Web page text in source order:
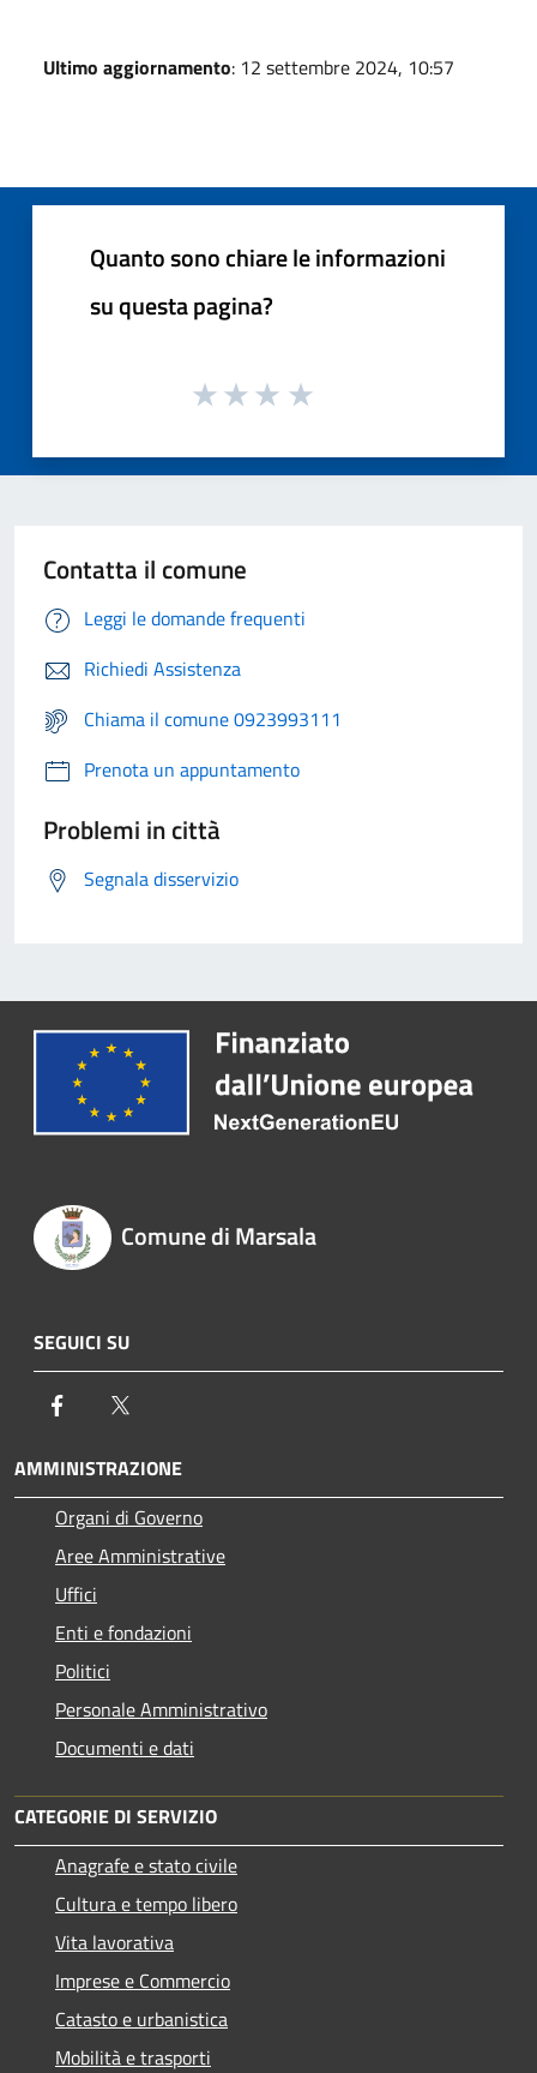
Ultimo aggiornamento: 12 settembre 2024, 10:57
Quanto sono chiare le informazioni
su questa pagina?
Contatta il comune
Leggi le domande frequenti
Richiedi Assistenza
Chiama il comune 0923993111
Prenota un appuntamento
Problemi in città
Segnala disservizio
Comune di Marsala
SEGUICI SU
Facebook
AMMINISTRAZIONE
Organi di Governo
Aree Amministrative
Uffici
Enti e fondazioni
Politici
Personale Amministrativo
Documenti e dati
CATEGORIE DI SERVIZIO
Anagrafe e stato civile
Cultura e tempo libero
Vita lavorativa
Imprese e Commercio
Catasto e urbanistica
Mobilità e trasporti